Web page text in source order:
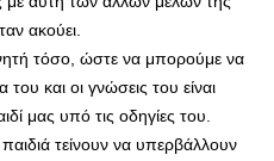
ακούει.
τόσο, ώστε να μπορούμε να
του και οι γνώσεις του είναι
μας υπό τις οδηγίες του.
τείνουν να υπερβάλλουν